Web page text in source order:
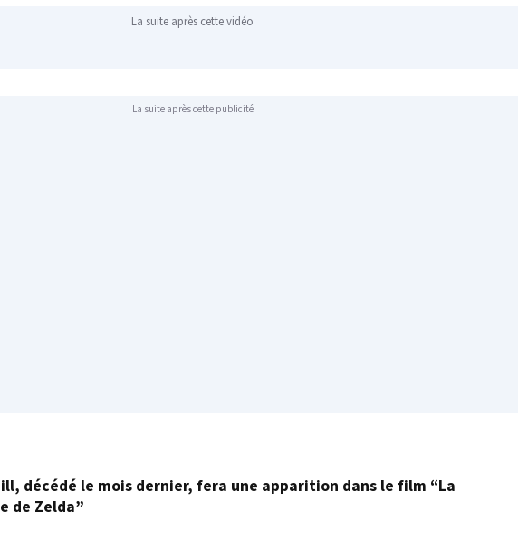
La suite après cette vidéo
La suite après cette publicité
décédé le mois dernier, fera une apparition dans le film “La
de Zelda”